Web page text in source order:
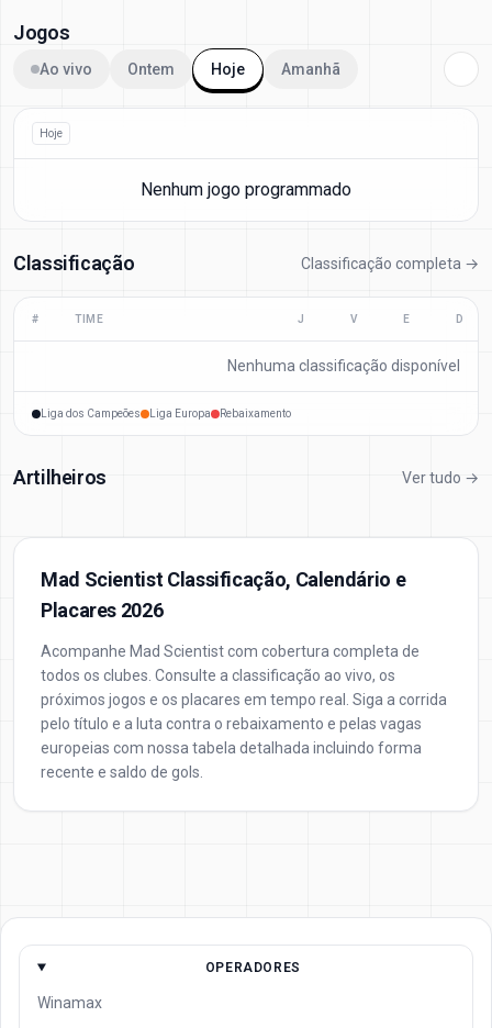
Jogos
Ao vivo Ontem Hoje Amanhã
Hoje
Nenhum jogo programmado
Classificação Classificação completa →
# TIME J V E D
Nenhuma classificação disponível
Liga dos Campeões Liga Europa Rebaixamento
Artilheiros Ver tudo →
Mad Scientist Classificação, Calendário e
Placares 2026
Acompanhe Mad Scientist com cobertura completa de
todos os clubes. Consulte a classificação ao vivo, os
próximos jogos e os placares em tempo real. Siga a corrida
pelo título e a luta contra o rebaixamento e pelas vagas
europeias com nossa tabela detalhada incluindo forma
recente e saldo de gols.
OPERADORES
Winamax